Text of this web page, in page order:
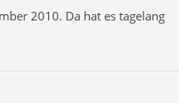
2010. Da hat es tagelang